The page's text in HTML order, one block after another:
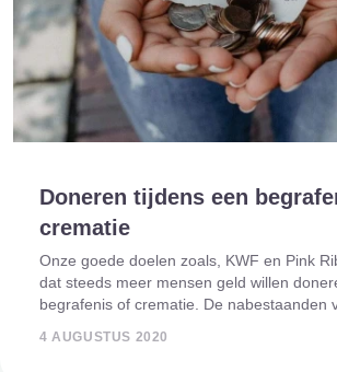
Doneren tijdens een
crematie
Onze goede doelen zoals, KWF en Pink
dat steeds meer mensen geld willen
begrafenis of crematie. De nabestaanden
4 AUGUSTUS 2020